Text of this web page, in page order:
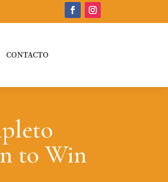
CONTACTO
to Win